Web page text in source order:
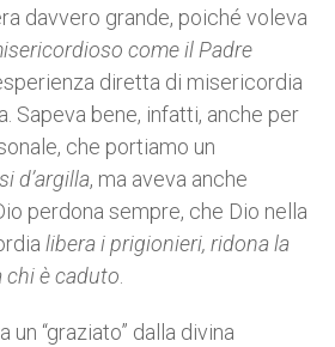
davvero grande, poiché voleva
come il Padre
diretta di misericordia
Sapeva bene, infatti, anche per
che portiamo un
d’argilla, ma aveva anche
perdona sempre, che Dio nella
libera i prigionieri, ridona la
chi è caduto.
un “graziato” dalla divina